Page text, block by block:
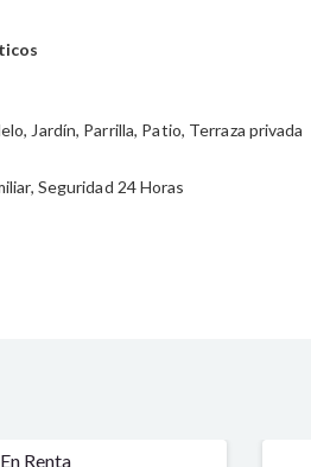
Jardín Parrilla Patio Terraza privada
Seguridad 24 Horas